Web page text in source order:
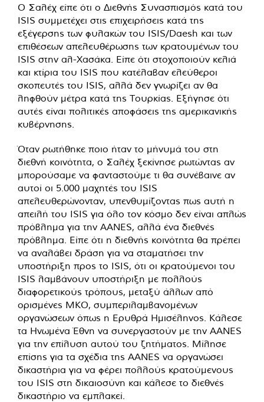
Ο Σαλέχ είπε ότι ο Διεθνής Συνασπισμός κατά του
ISIS συμμετέχει στις επιχειρήσεις κατά της
εξέγερσης των φυλακών του ISIS/Daesh και των
επιθέσεων απελευθέρωσης των κρατουμένων του
ISIS στην αλ-Χασάκα. Είπε ότι στοχοποιούν κελιά
και κτίρια του ISIS που κατέλαβαν ελεύθεροι
σκοπευτές του ISIS, αλλά δεν γνωρίζει αν θα
ληφθούν μέτρα κατά της Τουρκίας. Εξήγησε ότι
αυτές είναι πολιτικές αποφάσεις της αμερικανικής
κυβέρνησης.
Όταν ρωτήθηκε ποιο ήταν το μήνυμά του στη
διεθνή κοινότητα, ο Σαλέχ ξεκίνησε ρωτώντας αν
μπορούσαμε να φανταστούμε τι θα συνέβαινε αν
αυτοί οι 5.000 μαχητές του ISIS
απελευθερώνονταν, υπενθυμίζοντας πως αυτή η
απειλή του ISIS για όλο τον κόσμο δεν είναι απλώς
πρόβλημα για την AANES, αλλά ένα διεθνές
πρόβλημα. Είπε ότι η διεθνής κοινότητα θα πρέπει
να αναλάβει δράση για να σταματήσει την
υποστήριξη προς το ISIS, ότι οι κρατούμενοι του
ISIS λαμβάνουν υποστήριξη με πολλούς
διαφορετικούς τρόπους, μεταξύ άλλων από
ορισμένες ΜΚΟ, συμπεριλαμβανομένων
οργανώσεων όπως η Ερυθρά Ημισέληνος. Κάλεσε
τα Ηνωμένα Έθνη να συνεργαστούν με την AANES
για την επίλυση αυτού του ζητήματος. Μίλησε
επίσης για τα σχέδια της AANES να οργανώσει
δικαστήρια για να φέρει πολλούς κρατούμενους
του ISIS στη δικαιοσύνη και κάλεσε το διεθνές
δικαστήριο να εμπλακεί.